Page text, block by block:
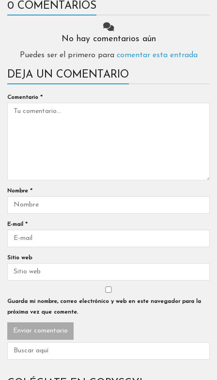
0 COMENTARIOS
No hay comentarios aún
Puedes ser el primero para comentar esta entrada
DEJA UN COMENTARIO
Comentario *
Nombre *
E-mail *
Sitio web
Guarda mi nombre, correo electrónico y web en este navegador para la
próxima vez que comente.